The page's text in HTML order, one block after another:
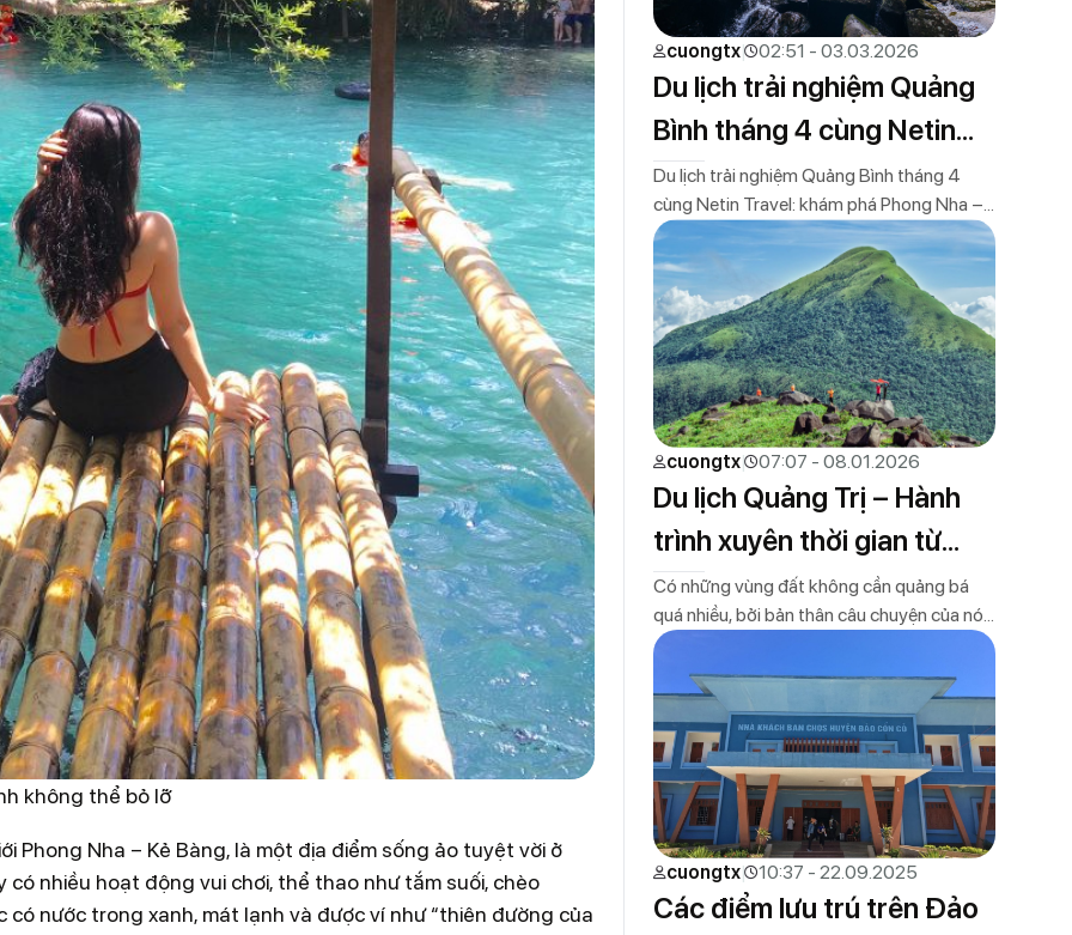
không thể bỏ lỡ
Phong Nha – Kẻ Bàng, là một địa điểm sống ảo tuyệt vời ở
nhiều hoạt động vui chơi, thể thao như tắm suối, chèo
có nước trong xanh, mát lạnh và được ví như “thiên đường của
cuongtx 02:51 - 03.03.2026
Du lịch trải nghiệm Quảng
Bình tháng 4 cùng Netin
Travel
Du lịch trải nghiệm Quảng Bình tháng 4
cùng Netin Travel: khám phá Phong Nha –
Kẻ Bàng, biển Nhật Lệ, trekking rừng núi,
hang động hoang sơ và tour trải nghiệm
giới hạn khách. Mặc dù đã sát nhập với tỉnh
Quảng Trị lấy tên là Quảng Trị nhưng cái tên
Quảng Bình vẫn […]
cuongtx 07:07 - 08.01.2026
Du lịch Quảng Trị – Hành
trình xuyên thời gian từ
mảnh đất lửa đến vương
quốc hang động và biển
xanh hoang sơ
Có những vùng đất không cần quảng bá
quá nhiều, bởi bản thân câu chuyện của nó
đã đủ lay động.Quảng Trị (mới) chính là một
vùng đất như thế. Sau ngày 01/07/2025,
khi Quảng Bình và Quảng Trị chính thức sáp
nhập, một không gian du lịch hoàn toàn
mới được mở ra. Không […]
cuongtx 10:37 - 22.09.2025
Các điểm lưu trú trên Đảo